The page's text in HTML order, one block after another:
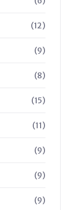
(12)
(9)
(8)
(15)
(11)
(9)
(9)
(9)